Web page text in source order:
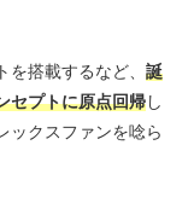
搭載するなど、 誕
セプトに原点回帰し
ックスファンを唸ら